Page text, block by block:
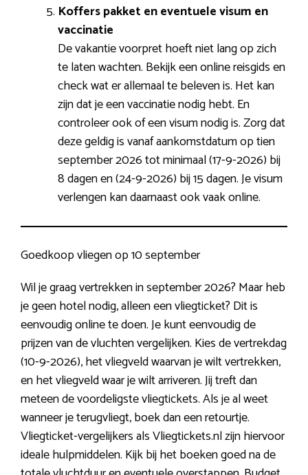
Koffers pakket en eventuele visum en
vaccinatie
De vakantie voorpret hoeft niet lang op zich
te laten wachten. Bekijk een online reisgids en
check wat er allemaal te beleven is. Het kan
zijn dat je een vaccinatie nodig hebt. En
controleer ook of een visum nodig is. Zorg dat
deze geldig is vanaf aankomstdatum op tien
september 2026 tot minimaal (17-9-2026) bij
8 dagen en (24-9-2026) bij 15 dagen. Je visum
verlengen kan daarnaast ook vaak online.
Goedkoop vliegen op 10 september
Wil je graag vertrekken in september 2026? Maar heb
je geen hotel nodig, alleen een vliegticket? Dit is
eenvoudig online te doen. Je kunt eenvoudig de
prijzen van de vluchten vergelijken. Kies de vertrekdag
(10-9-2026), het vliegveld waarvan je wilt vertrekken,
en het vliegveld waar je wilt arriveren. Jij treft dan
meteen de voordeligste vliegtickets. Als je al weet
wanneer je terugvliegt, boek dan een retourtje.
Vliegticket-vergelijkers als Vliegtickets.nl zijn hiervoor
ideale hulpmiddelen. Kijk bij het boeken goed na de